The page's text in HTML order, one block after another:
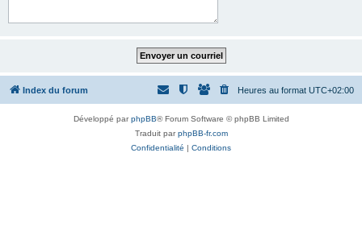
Index du forum Heures au format UTC+02:00
Développé parphpBB® Forum Software © phpBB Limited
Traduit parphpBB-fr.com
Confidentialité | Conditions